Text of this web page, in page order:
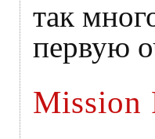
так
первую
Mission